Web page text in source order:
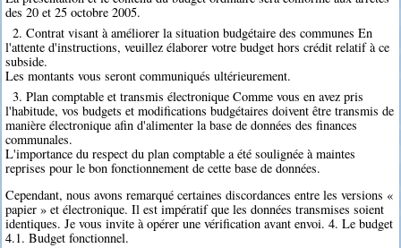
des 20 et 25 octobre 2005.
2. Contrat visant à améliorer la situation budgétaire des communes En
l'attente d'instructions, veuillez élaborer votre budget hors crédit relatif à ce
subside.
Les montants vous seront communiqués ultérieurement.
3. Plan comptable et transmis électronique Comme vous en avez pris
l'habitude, vos budgets et modifications budgétaires doivent être transmis de
manière électronique afin d'alimenter la base de données des finances
communales.
L'importance du respect du plan comptable a été soulignée à maintes
reprises pour le bon fonctionnement de cette base de données.
Cependant, nous avons remarqué certaines discordances entre les versions «
papier » et électronique. Il est impératif que les données transmises soient
identiques. Je vous invite à opérer une vérification avant envoi. 4. Le budget
4.1. Budget fonctionnel.